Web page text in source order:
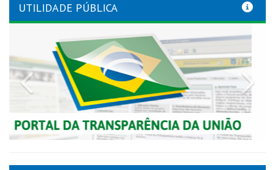
UTILIDADE PÚBLICA
Previous